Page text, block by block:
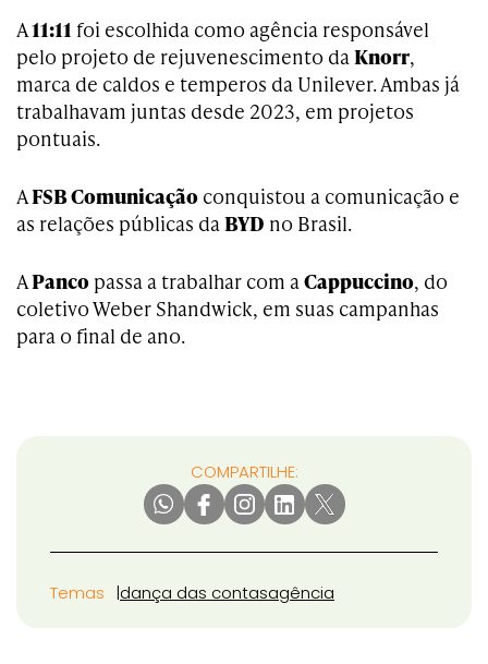
A11:11 foi escolhida como agência responsável
pelo projeto de rejuvenescimento daKnorr,
marca de caldos e temperos da Unilever. Ambas já
trabalhavam juntas desde 2023, em projetos
pontuais.
AFSB Comunicação conquistou a comunicação e
as relações públicas daBYD no Brasil.
APanco passa a trabalhar com aCappuccino, do
coletivo Weber Shandwick, em suas campanhas
para o final de ano.
COMPARTILHE:
Temas dança das contasagência